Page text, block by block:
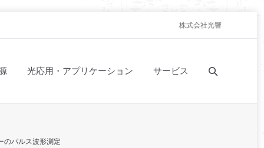
株式会社光響
光応用・アプリケーション サービス
のパルス波形測定